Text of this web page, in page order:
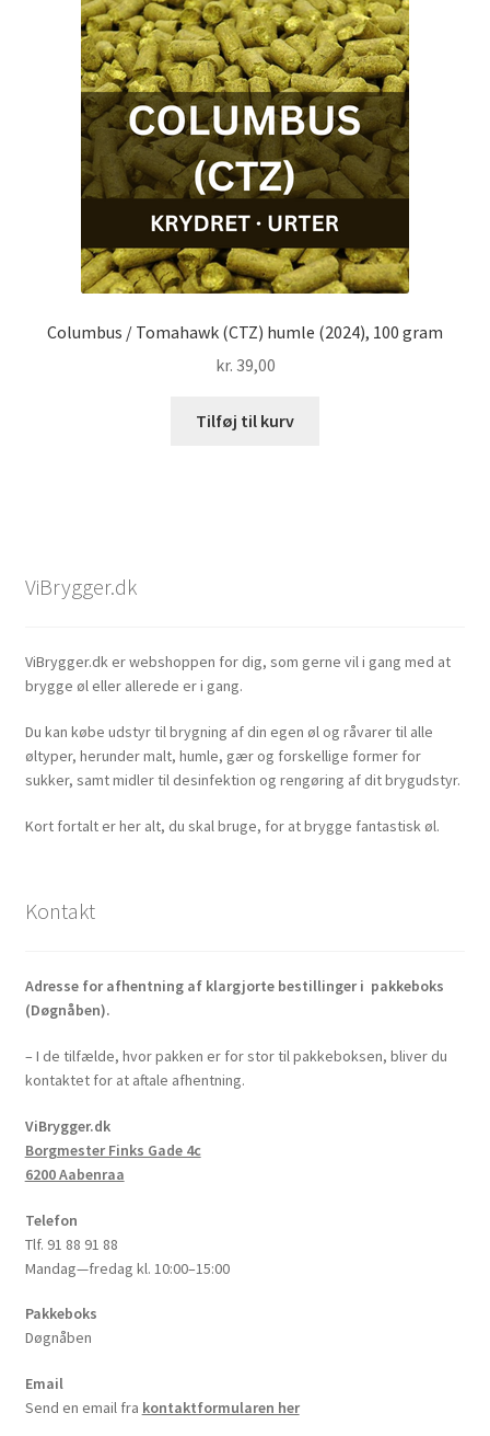
Columbus / Tomahawk (CTZ) humle (2024), 100 gram
kr. 39,00
Tilføj til kurv
ViBrygger.dk
ViBrygger.dk er webshoppen for dig, som gerne vil i gang med at
brygge øl eller allerede er i gang.
Du kan købe udstyr til brygning af din egen øl og råvarer til alle
øltyper, herunder malt, humle, gær og forskellige former for
sukker, samt midler til desinfektion og rengøring af dit brygudstyr.
Kort fortalt er her alt, du skal bruge, for at brygge fantastisk øl.
Kontakt
Adresse for afhentning af klargjorte bestillinger i pakkeboks
(Døgnåben).
– I de tilfælde, hvor pakken er for stor til pakkeboksen, bliver du
kontaktet for at aftale afhentning.
ViBrygger.dk
Borgmester Finks Gade 4c
6200 Aabenraa
Telefon
Tlf. 91 88 91 88
Mandag—fredag kl. 10:00–15:00
Pakkeboks
Døgnåben
Email
Send en email fra kontaktformularen her